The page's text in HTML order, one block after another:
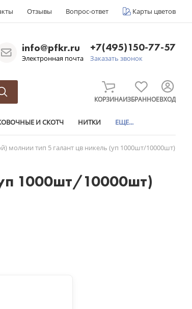
Отзывы Вопрос-ответ Карты цветов
info@pfkr.ru
Электронная почта
+7(495)150-77-57
Заказать звонок
КОРЗИНАИЗБРАННОЕВХОД
И СКОТЧ НИТКИ ЕЩЕ...
молнии тип 5 галант цв никель (уп 1000шт/10000шт)
1000шт/10000шт)